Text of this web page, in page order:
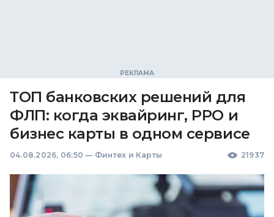
ТОП банковских решений для
ФЛП: когда эквайринг, РРО и
бизнес карты в одном сервисе
04.08.2026, 06:50 — Финтех и Карты 21937